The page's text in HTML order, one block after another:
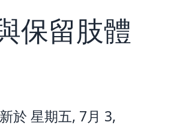
保留肢體
於 星期五, 7月 3,